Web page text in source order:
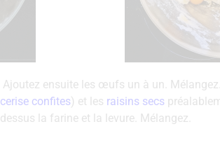
Ajoutez ensuite les œufs un à un.
cerise confites) et les raisins secs
dessus la farine et la levure. Mélangez.